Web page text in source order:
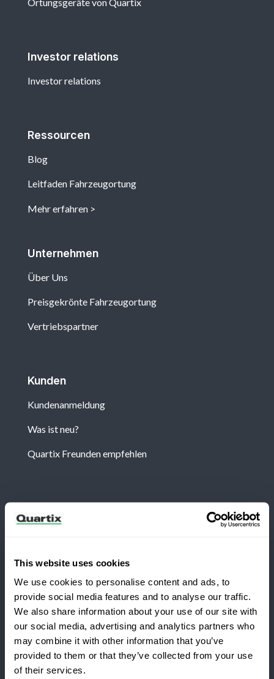
This website uses cookies
We use cookies to personalise content and ads, to
provide social media features and to analyse our traffic.
We also share information about your use of our site with
our social media, advertising and analytics partners who
may combine it with other information that you’ve
provided to them or that they’ve collected from your use
of their services.
Ortungsgeräte von Quartix
Investor relations
Investor relations
Ressourcen
Blog
Leitfaden Fahrzeugortung
Mehr erfahren
Unternehmen
Über Uns
Preisgekrönte Fahrzeugortung
Vertriebspartner
Kunden
Kundenanmeldung
Was ist neu?
Quartix Freunden empfehlen
Allgemeine Geschäftsbedingungen
DatenschutzbestimmungenRechtshinweise
Möchten Sie zu Quartix wechseln?